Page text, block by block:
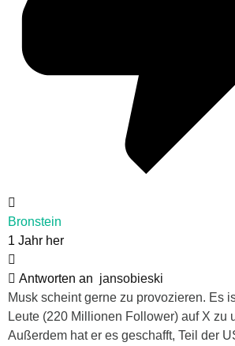
Bronstein
1 Jahr her
Antworten an jansobieski
Musk scheint gerne zu provozieren. Es
Leute (220 Millionen Follower) auf X zu
Außerdem hat er es geschafft, Teil der